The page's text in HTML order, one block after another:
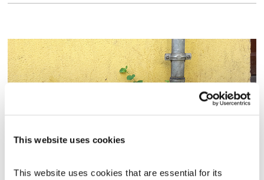
This website uses cookies
This website uses cookies that are essential for its
שיחות טרנספורמטיביות – 12.1.14